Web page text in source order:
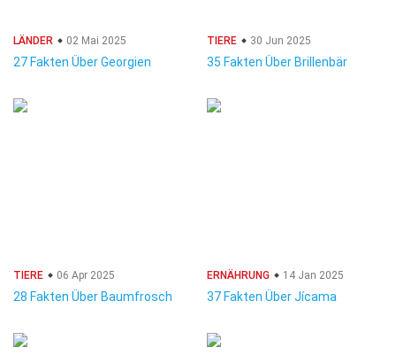
LÄNDER 02 Mai 2025
27 Fakten Über Georgien
TIERE 30 Jun 2025
35 Fakten Über Brillenbär
TIERE 06 Apr 2025
28 Fakten Über Baumfrosch
ERNÄHRUNG 14 Jan 2025
37 Fakten Über Jícama